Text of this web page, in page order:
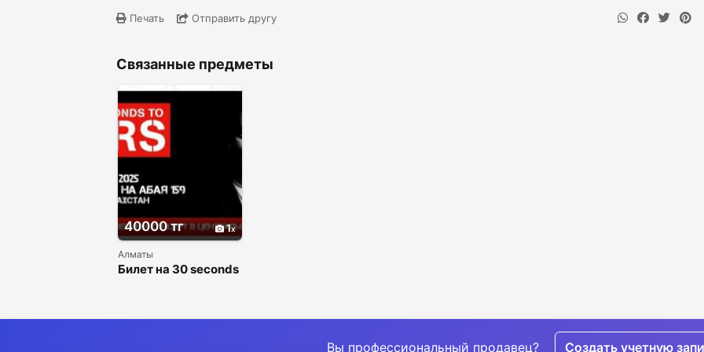
Печать Отправить другу
Связанные предметы
40000 тг 1
Алматы
Билет на 30 seconds
Вы профессиональный продавец? Создать учетную